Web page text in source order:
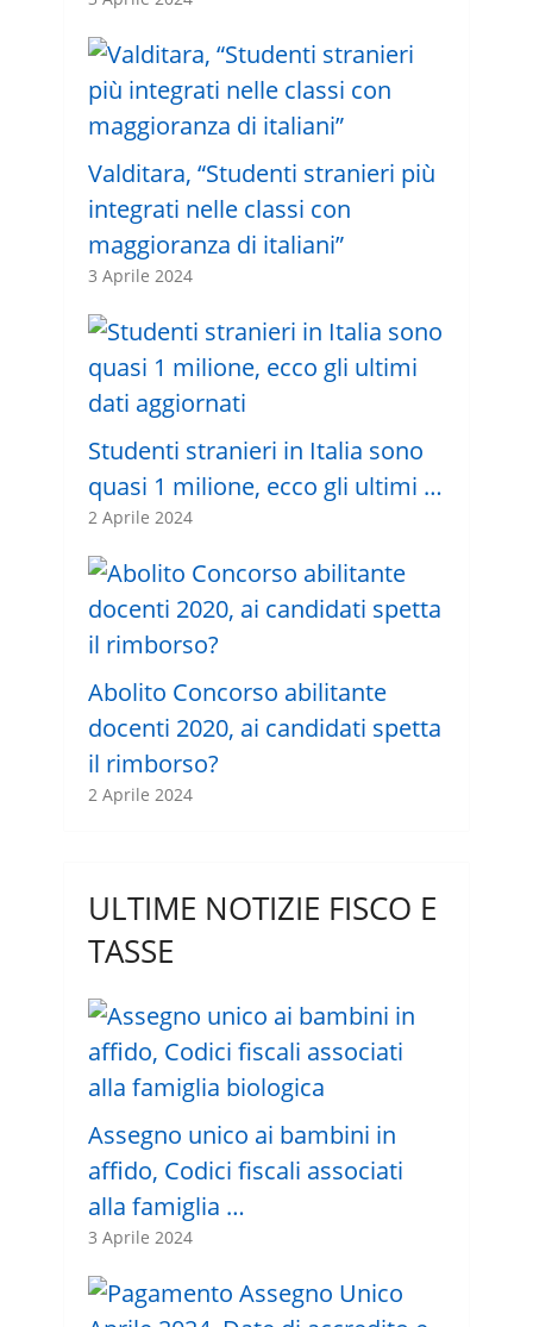
Valditara, “Studenti stranieri più
integrati nelle classi con
maggioranza di italiani”
3 Aprile 2024
Studenti stranieri in Italia sono
quasi 1 milione, ecco gli ultimi …
2 Aprile 2024
Abolito Concorso abilitante
docenti 2020, ai candidati spetta
il rimborso?
2 Aprile 2024
ULTIME NOTIZIE FISCO E
TASSE
Assegno unico ai bambini in
affido, Codici fiscali associati
alla famiglia …
3 Aprile 2024